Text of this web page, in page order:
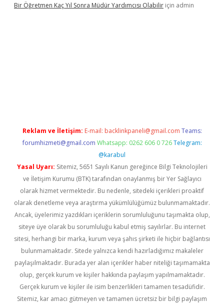
Bir Öğretmen Kaç Yıl Sonra Müdür Yardımcısı Olabilir için admin
Reklam ve İletişim: E-mail: backlinkpaneli@gmail.com Teams:
forumhizmeti@gmail.com Whatsapp: 0262 606 0 726 Telegram:
@karabul
Yasal Uyarı: Sitemiz, 5651 Sayılı Kanun gereğince Bilgi Teknolojileri
ve İletişim Kurumu (BTK) tarafından onaylanmış bir Yer Sağlayıcı
olarak hizmet vermektedir. Bu nedenle, sitedeki içerikleri proaktif
olarak denetleme veya araştırma yükümlülüğümüz bulunmamaktadır.
Ancak, üyelerimiz yazdıkları içeriklerin sorumluluğunu taşımakta olup,
siteye üye olarak bu sorumluluğu kabul etmiş sayılırlar. Bu internet
sitesi, herhangi bir marka, kurum veya şahıs şirketi ile hiçbir bağlantısı
bulunmamaktadır. Sitede yalnızca kendi hazırladığımız makaleler
paylaşılmaktadır. Burada yer alan içerikler haber niteliği taşımamakta
olup, gerçek kurum ve kişiler hakkında paylaşım yapılmamaktadır.
Gerçek kurum ve kişiler ile isim benzerlikleri tamamen tesadüfidir.
Sitemiz, kar amacı gütmeyen ve tamamen ücretsiz bir bilgi paylaşım